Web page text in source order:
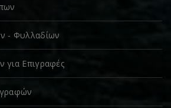
- Φυλλαδίων
για Επιγραφές